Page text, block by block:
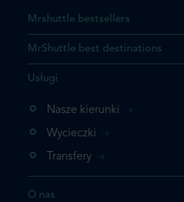
którego szukasz jest już
nie chcesz dodawać go
Mrshuttle bestsellers
MrShuttle best destinations
Usługi
Nasze kierunki
Wycieczki
Transfery
O nas